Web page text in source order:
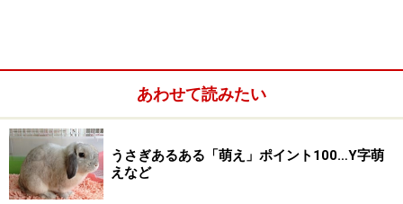
ゼット(根出葉が円盤状に並んだような形)状になってい
ます。
あわせて読みたい
うさぎあるある「萌え」ポイント100…Y字萌
えなど